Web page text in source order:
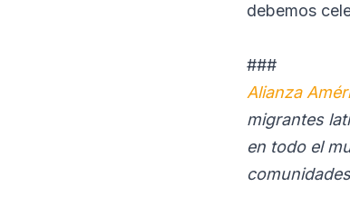
debemos
###
Alianza
migrantes
en todo el